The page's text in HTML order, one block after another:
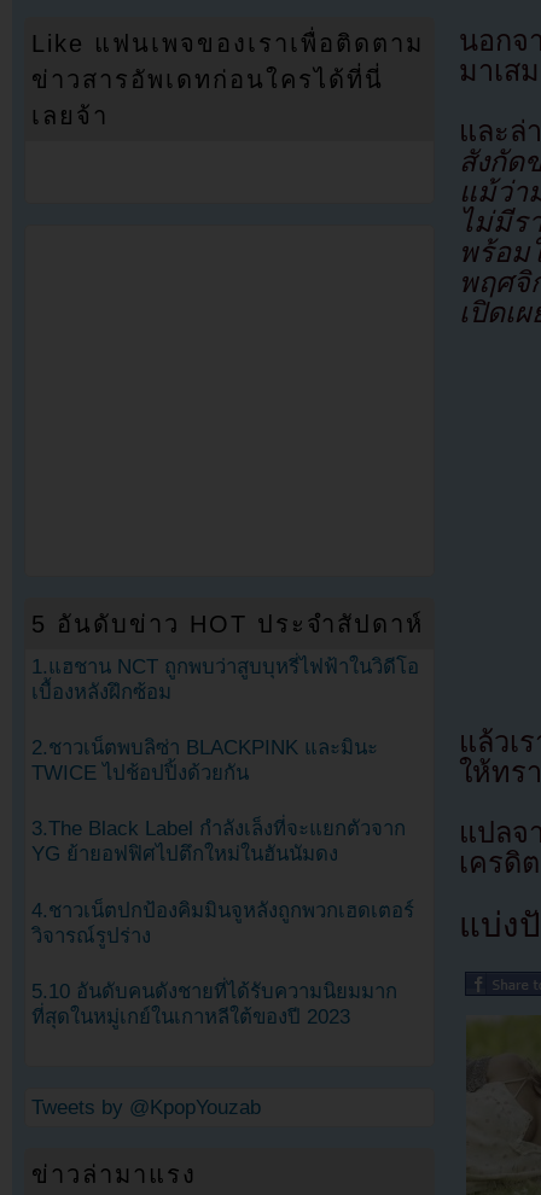
นอกจ
มาเส
และล่
สังกัด
แม้ว่า
ไม่มีร
พร้อม
พฤศจิ
เปิดเ
แล้วเ
ให้ทร
แปลจ
เครดิ
แบ่ง
Like แฟนเพจของเราเพื่อติดตาม
ข่าวสารอัพเดทก่อนใครได้ที่นี่
เลยจ้า
5 อันดับข่าว HOT ประจำสัปดาห์
1.แฮชาน NCT ถูกพบว่าสูบบุหรี่ไฟฟ้าในวิดีโอ
เบื้องหลังฝึกซ้อม
2.ชาวเน็ตพบลิซ่า BLACKPINK และมินะ
TWICE ไปช้อปปิ้งด้วยกัน
3.The Black Label กำลังเล็งที่จะแยกตัวจาก
YG ย้ายอฟฟิศไปตึกใหม่ในฮันนัมดง
4.ชาวเน็ตปกป้องคิมมินจูหลังถูกพวกเฮดเตอร์
วิจารณ์รูปร่าง
5.10 อันดับคนดังชายที่ได้รับความนิยมมาก
ที่สุดในหมู่เกย์ในเกาหลีใต้ของปี 2023
Tweets by @KpopYouzab
ข่าวล่ามาแรง